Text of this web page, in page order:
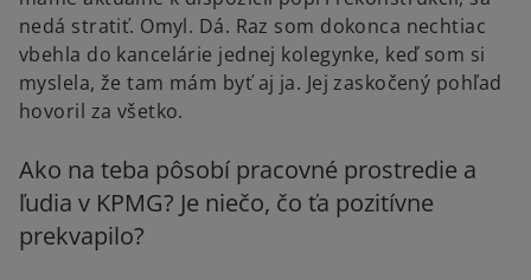
nedá stratiť. Omyl. Dá. Raz som dokonca nechtiac
vbehla do kancelárie jednej kolegynke, keď som si
myslela, že tam mám byť aj ja. Jej zaskočený pohľad
hovoril za všetko.
Ako na teba pôsobí pracovné prostredie a
ľudia v KPMG? Je niečo, čo ťa pozitívne
prekvapilo?